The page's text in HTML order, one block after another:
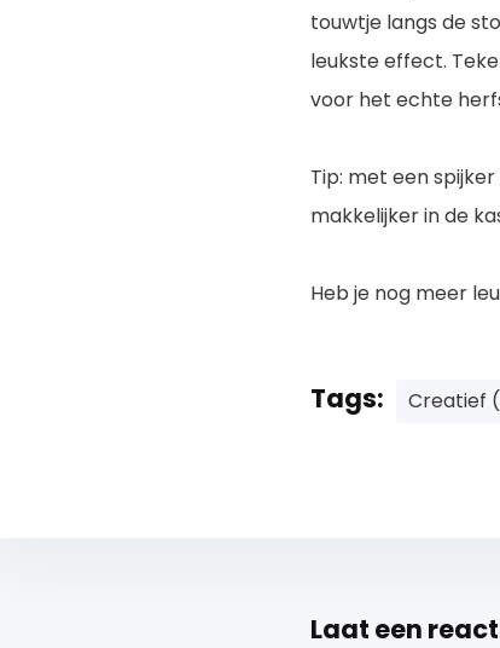
touwtje langs de
leukste effect.
voor het echte
Tip: met een
makkelijker in de
Heb je nog meer
Tags: Creatief
Laat een